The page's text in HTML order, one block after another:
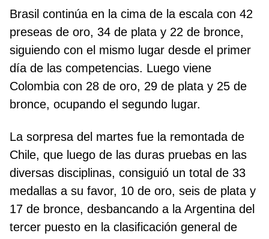
Brasil continúa en la cima de la escala con 42
preseas de oro, 34 de plata y 22 de bronce,
siguiendo con el mismo lugar desde el primer
día de las competencias. Luego viene
Colombia con 28 de oro, 29 de plata y 25 de
bronce, ocupando el segundo lugar.
La sorpresa del martes fue la remontada de
Chile, que luego de las duras pruebas en las
diversas disciplinas, consiguió un total de 33
medallas a su favor, 10 de oro, seis de plata y
17 de bronce, desbancando a la Argentina del
tercer puesto en la clasificación general de